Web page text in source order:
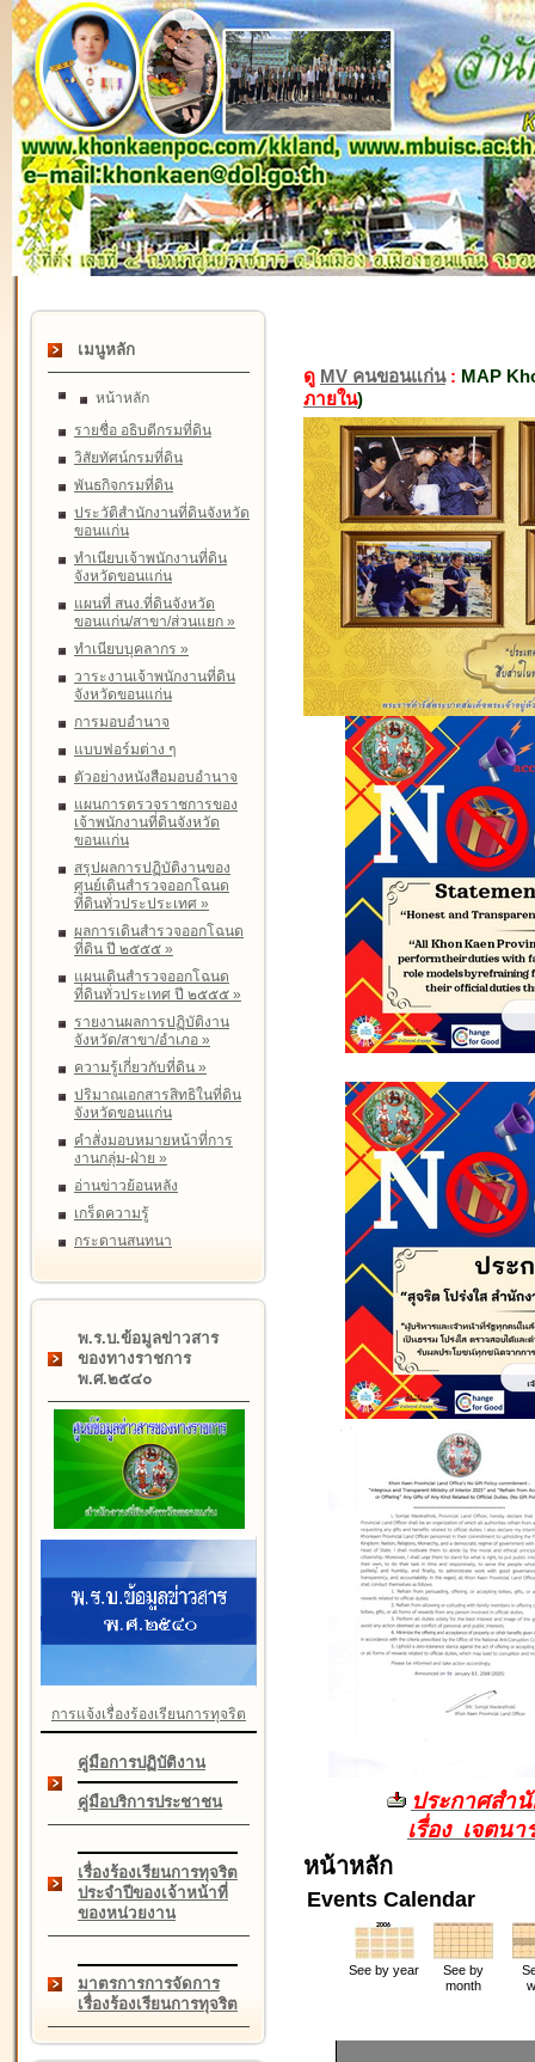
เมนูหลัก
หน้าหลัก
รายชื่อ อธิบดีกรมที่ดิน
วิสัยทัศน์กรมที่ดิน
พันธกิจกรมที่ดิน
ประวัติสำนักงานที่ดินจังหวัด
ขอนแก่น
ทำเนียบเจ้าพนักงานที่ดิน
จังหวัดขอนแก่น
แผนที่ สนง.ที่ดินจังหวัด
ขอนแก่น/สาขา/ส่วนแยก »
ทำเนียบบุคลากร »
วาระงานเจ้าพนักงานที่ดิน
จังหวัดขอนแก่น
การมอบอำนาจ
แบบฟอร์มต่าง ๆ
ตัวอย่างหนังสือมอบอำนาจ
แผนการตรวจราชการของ
เจ้าพนักงานที่ดินจังหวัด
ขอนแก่น
สรุปผลการปฏิบัติงานของ
ศูนย์เดินสำรวจออกโฉนด
ที่ดินทั่วประประเทศ »
ผลการเดินสำรวจออกโฉนด
ที่ดิน ปี ๒๕๕๕ »
แผนเดินสำรวจออกโฉนด
ที่ดินทั่วประเทศ ปี ๒๕๕๕ »
รายงานผลการปฏิบัติงาน
จังหวัด/สาขา/อำเภอ »
ความรู้เกี่ยวกับที่ดิน »
ปริมาณเอกสารสิทธิในที่ดิน
จังหวัดขอนแก่น
คำสั่งมอบหมายหน้าที่การ
งานกลุ่ม-ฝ่าย »
อ่านข่าวย้อนหลัง
เกร็ดความรู้
กระดานสนทนา
พ.ร.บ.ข้อมูลข่าวสาร
ของทางราชการ
พ.ศ.๒๕๔๐
การแจ้งเรื่องร้องเรียนการทุจริต
คู่มือการปฏิบัติงาน
คู่มือบริการประชาชน
เรื่องร้องเรียนการทุจริต
ประจำปีของเจ้าหน้าที่
ของหน่วยงาน
มาตรการการจัดการ
เรื่องร้องเรียนการทุจริต
ดู MV คนขอนแก่น: MAP
ภายใน)
ประกาศสำ
เรื่อง เจตน
หน้าหลัก
Events Calendar
See by year
See by
month